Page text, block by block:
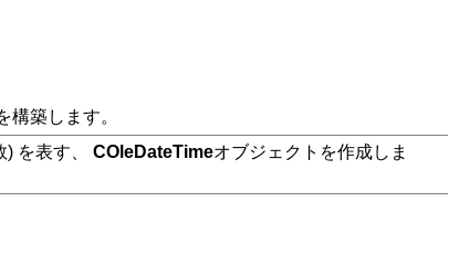
構築します。
を表す、 COleDateTimeオブジェクトを作成しま